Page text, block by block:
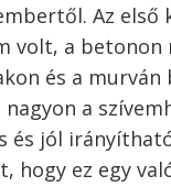
Az első
volt, a betonon
és a
nagyon a
és jól
hogy ez egy